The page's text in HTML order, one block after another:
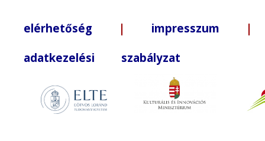
elérhetőség | impresszum |
adatkezelési szabályzat